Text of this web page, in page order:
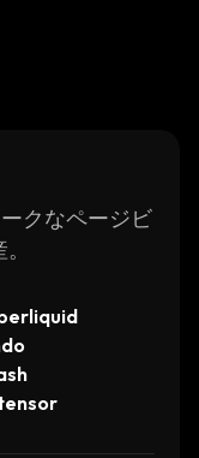
クなページビ